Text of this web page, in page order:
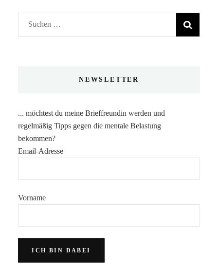
Suchen
nach:
NEWSLETTER
... möchtest du meine Brieffreundin werden und
regelmäßig Tipps gegen die mentale Belastung
bekommen?
Email-Adresse
Vorname